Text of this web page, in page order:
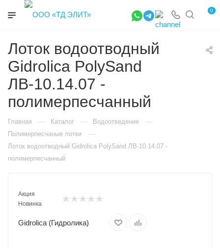
0
Лоток водоотводный
Gidrolica PolySand
ЛВ-10.14.07 -
полимерпесчанный
Главная — Каталог — Водоотведение —
Полимерпесчаные лотки —
Лоток водоотводный Gidrolica PolySand ЛВ-10.14.07 -
полимерпесчанный
Акция
Новинка
Gidrolica (Гидролика)